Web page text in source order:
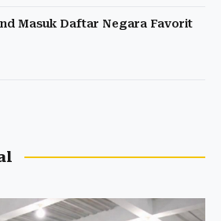
Masuk Daftar Negara Favorit